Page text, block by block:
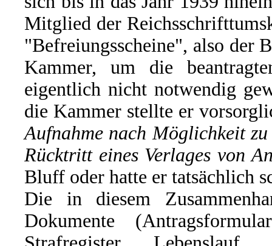
Mitglied der
"Befreiungsscheine", also der
Kammer, um die
eigentlich nicht notwendig
die Kammer stellte er
Aufnahme nach Möglichkeit
Rücktritt eines Verlages von
Bluff oder hatte er tatsächlich
Die in diesem
Dokumente